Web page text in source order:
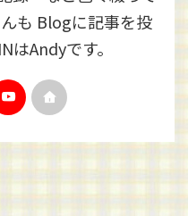
も Blogに記事を投
はAndyです。